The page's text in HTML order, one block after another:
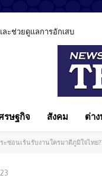
ะช่วยดูแลการอักเสบ
รษฐกิจ สังคม ต่า
ซ่อนเร้นรับงานใครมาตีภูมิใจไทย